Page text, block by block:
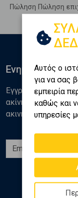
Πώληση Πώληση
Αυτός ο
για να σας
εμπειρία
καθώς και
υπηρεσίες
Ενημερωθείτε
Εγγραφείτε στο
ακίνητα, αναλύσεις
ακινήτων